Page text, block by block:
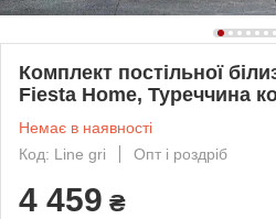
Комплект постільної
Fiesta Home, Туреччина
Немає в наявності
Код: Line gri
Опт і роздріб
4 459 ₴